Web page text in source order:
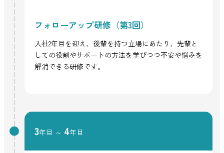
フォローアップ研修（第3回）
入社2年目を迎え、後輩を持つ立場にあたり、先輩と
しての役割やサポートの方法を学びつつ不安や悩みを
解消できる研修です。
3年目 ～ 4年目